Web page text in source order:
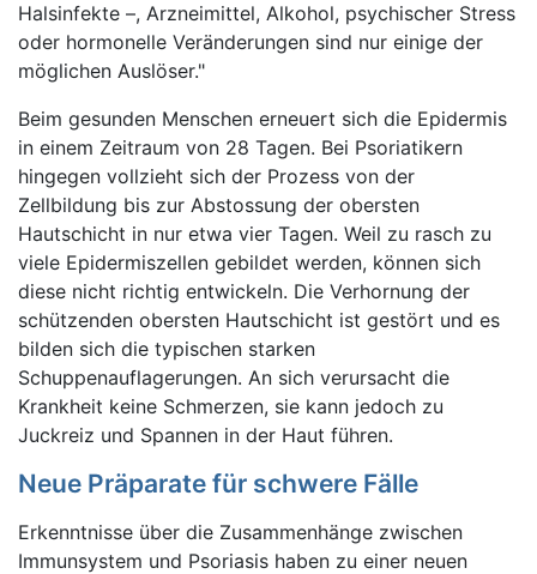
Halsinfekte –, Arzneimittel, Alkohol, psychischer Stress
oder hormonelle Veränderungen sind nur einige der
möglichen Auslöser."
Beim gesunden Menschen erneuert sich die Epidermis
in einem Zeitraum von 28 Tagen. Bei Psoriatikern
hingegen vollzieht sich der Prozess von der
Zellbildung bis zur Abstossung der obersten
Hautschicht in nur etwa vier Tagen. Weil zu rasch zu
viele Epidermiszellen gebildet werden, können sich
diese nicht richtig entwickeln. Die Verhornung der
schützenden obersten Hautschicht ist gestört und es
bilden sich die typischen starken
Schuppenauflagerungen. An sich verursacht die
Krankheit keine Schmerzen, sie kann jedoch zu
Juckreiz und Spannen in der Haut führen.
Neue Präparate für schwere Fälle
Erkenntnisse über die Zusammenhänge zwischen
Immunsystem und Psoriasis haben zu einer neuen